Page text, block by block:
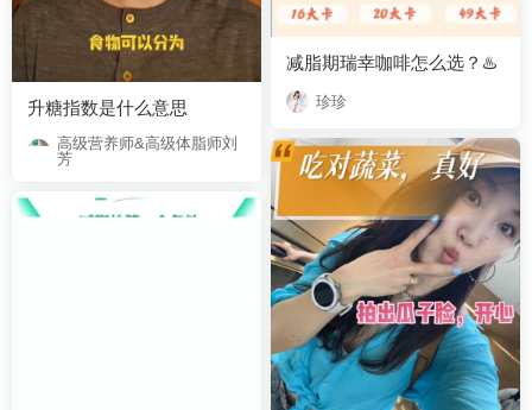
减脂期瑞幸咖啡怎么选？♨️
珍珍
升糖指数是什么意思
芳